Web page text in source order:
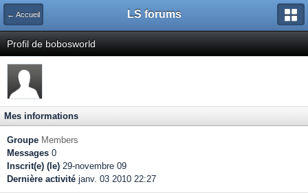
← Accueil LS forums
Profil de bobosworld
Mes informations
Groupe Members
Messages 0
Inscrit(e) (le) 29-novembre 09
Dernière activité janv. 03 2010 22:27